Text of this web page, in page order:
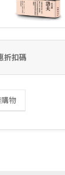
折扣碼
物